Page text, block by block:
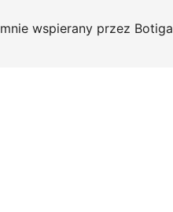
wspierany przez Botiga